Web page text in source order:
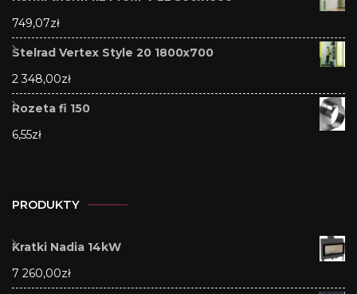
749,07zł
Stelrad Vertex Style 20 1800x700
2 348,00zł
Rozeta fi 150
6,55zł
PRODUKTY
Kratki Nadia 14kW
7 260,00zł